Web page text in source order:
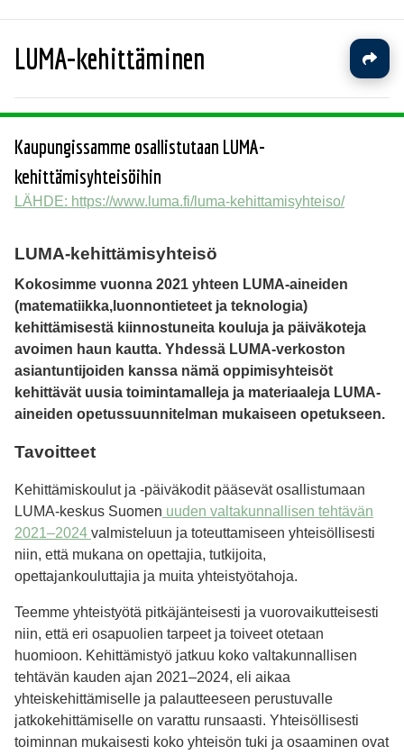
LUMA-kehittäminen
Kaupungissamme osallistutaan LUMA-
kehittämisyhteisöihin
LÄHDE: https://www.luma.fi/luma-kehittamisyhteiso/
LUMA-kehittämisyhteisö
Kokosimme vuonna 2021 yhteen LUMA-aineiden
(matematiikka,luonnontieteet ja teknologia)
kehittämisestä kiinnostuneita kouluja ja päiväkoteja
avoimen haun kautta. Yhdessä LUMA-verkoston
asiantuntijoiden kanssa nämä oppimisyhteisöt
kehittävät uusia toimintamalleja ja materiaaleja LUMA-
aineiden opetussuunnitelman mukaiseen opetukseen.
Tavoitteet
Kehittämiskoulut ja -päiväkodit pääsevät osallistumaan
LUMA-keskus Suomen uuden valtakunnallisen tehtävän
2021–2024 valmisteluun ja toteuttamiseen yhteisöllisesti
niin, että mukana on opettajia, tutkijoita,
opettajankouluttajia ja muita yhteistyötahoja.
Teemme yhteistyötä pitkäjänteisesti ja vuorovaikutteisesti
niin, että eri osapuolien tarpeet ja toiveet otetaan
huomioon. Kehittämistyö jatkuu koko valtakunnallisen
tehtävän kauden ajan 2021–2024, eli aikaa
yhteiskehittämiselle ja palautteeseen perustuvalle
jatkokehittämiselle on varattu runsaasti. Yhteisöllisesti
toiminnan mukaisesti koko yhteisön tuki ja osaaminen ovat